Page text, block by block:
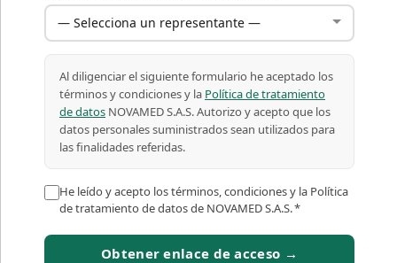
Al diligenciar el siguiente formulario he aceptado los
términos y condiciones y la Política de tratamiento
de datos NOVAMED S.A.S. Autorizo y acepto que los
datos personales suministrados sean utilizados para
las finalidades referidas.
He leído y acepto los términos, condiciones y la Política
de tratamiento de datos de NOVAMED S.A.S.*
Obtener enlace de acceso →